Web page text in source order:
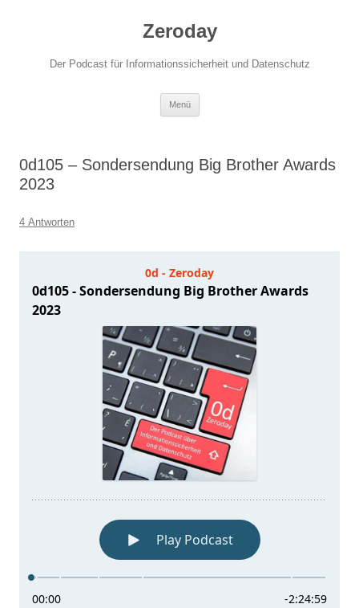
Zeroday
Der Podcast für Informationssicherheit und Datenschutz
Menü
0d105 – Sondersendung Big Brother Awards
2023
4 Antworten